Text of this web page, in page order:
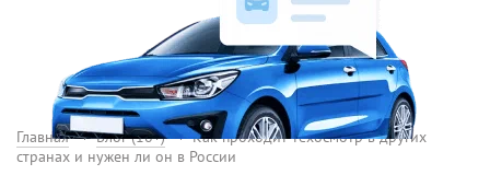
Главная Блог (18+)
Как проходит техосмотр в других
странах и нужен ли он в России